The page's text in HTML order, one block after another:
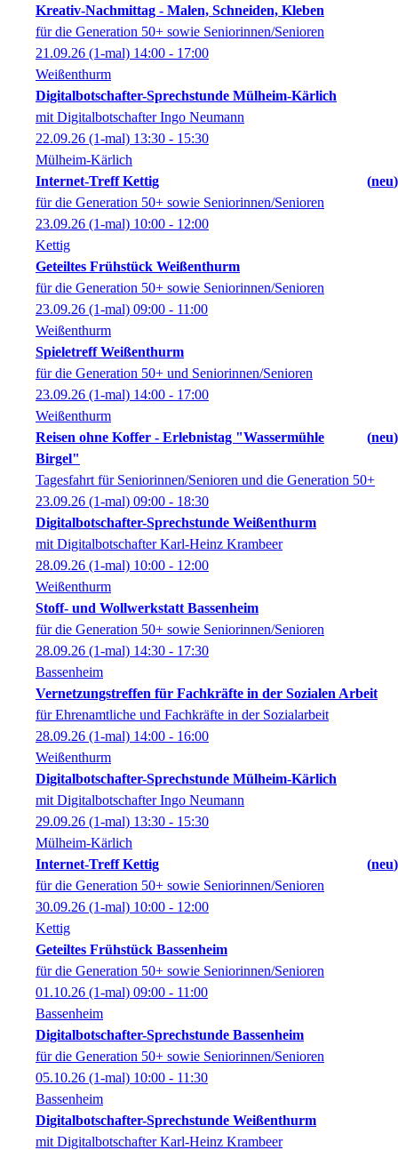
Kreativ-Nachmittag - Malen, Schneiden, Kleben
für die Generation 50+ sowie Seniorinnen/Senioren
21.09.26 (1-mal) 14:00 - 17:00
Weißenthurm
Digitalbotschafter-Sprechstunde Mülheim-Kärlich
mit Digitalbotschafter Ingo Neumann
22.09.26 (1-mal) 13:30 - 15:30
Mülheim-Kärlich
Internet-Treff Kettig
neu
für die Generation 50+ sowie Seniorinnen/Senioren
23.09.26 (1-mal) 10:00 - 12:00
Kettig
Geteiltes Frühstück Weißenthurm
für die Generation 50+ sowie Seniorinnen/Senioren
23.09.26 (1-mal) 09:00 - 11:00
Weißenthurm
Spieletreff Weißenthurm
für die Generation 50+ und Seniorinnen/Senioren
23.09.26 (1-mal) 14:00 - 17:00
Weißenthurm
Reisen ohne Koffer - Erlebnistag "Wassermühle
Birgel"
neu
Tagesfahrt für Seniorinnen/Senioren und die Generation 50+
23.09.26 (1-mal) 09:00 - 18:30
Digitalbotschafter-Sprechstunde Weißenthurm
mit Digitalbotschafter Karl-Heinz Krambeer
28.09.26 (1-mal) 10:00 - 12:00
Weißenthurm
Stoff- und Wollwerkstatt Bassenheim
für die Generation 50+ sowie Seniorinnen/Senioren
28.09.26 (1-mal) 14:30 - 17:30
Bassenheim
Vernetzungstreffen für Fachkräfte in der Sozialen Arbeit
für Ehrenamtliche und Fachkräfte in der Sozialarbeit
28.09.26 (1-mal) 14:00 - 16:00
Weißenthurm
Digitalbotschafter-Sprechstunde Mülheim-Kärlich
mit Digitalbotschafter Ingo Neumann
29.09.26 (1-mal) 13:30 - 15:30
Mülheim-Kärlich
Internet-Treff Kettig
neu
für die Generation 50+ sowie Seniorinnen/Senioren
30.09.26 (1-mal) 10:00 - 12:00
Kettig
Geteiltes Frühstück Bassenheim
für die Generation 50+ sowie Seniorinnen/Senioren
01.10.26 (1-mal) 09:00 - 11:00
Bassenheim
Digitalbotschafter-Sprechstunde Bassenheim
für die Generation 50+ sowie Seniorinnen/Senioren
05.10.26 (1-mal) 10:00 - 11:30
Bassenheim
Digitalbotschafter-Sprechstunde Weißenthurm
mit Digitalbotschafter Karl-Heinz Krambeer